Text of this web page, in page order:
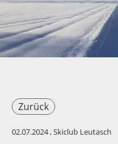
Zurück
02.07.2024, Skiclub Leutasch